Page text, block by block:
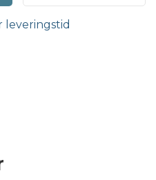
leveringstid